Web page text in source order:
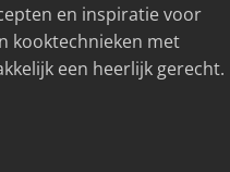
en inspiratie voor
kooktechnieken met
een heerlijk gerecht.